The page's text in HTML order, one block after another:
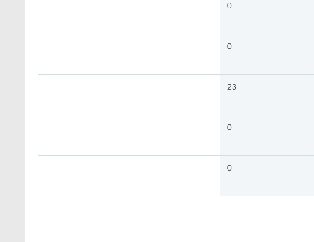
0
0
23
0
0